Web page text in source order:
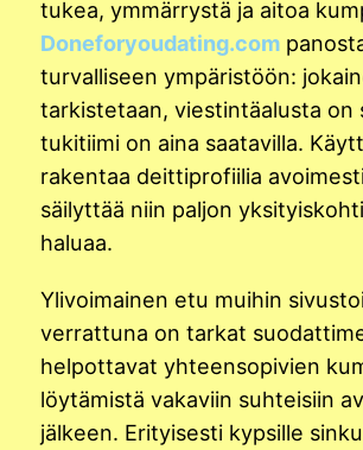
tukea, ymmärrystä ja aitoa
Doneforyoudating.com
turvalliseen ympäristöön:
tarkistetaan, viestintäalusta on
tukitiimi on aina saatavilla.
rakentaa deittiprofiilia
säilyttää niin paljon
haluaa.
Ylivoimainen etu muihin
verrattuna on tarkat
helpottavat yhteensopivien
löytämistä vakaviin suhteisiin
jälkeen. Erityisesti kypsille